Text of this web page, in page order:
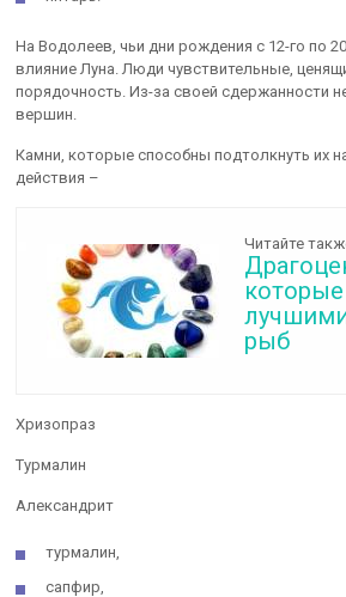
На Водолеев, чьи дни рождения с 12-го по
влияние Луна. Люди чувствительные,
порядочность. Из-за своей сдержанности
вершин.
Камни, которые способны подтолкнуть их
действия –
Читайте
которые
рыб
Хризопраз
Турмалин
Александрит
турмалин,
сапфир,